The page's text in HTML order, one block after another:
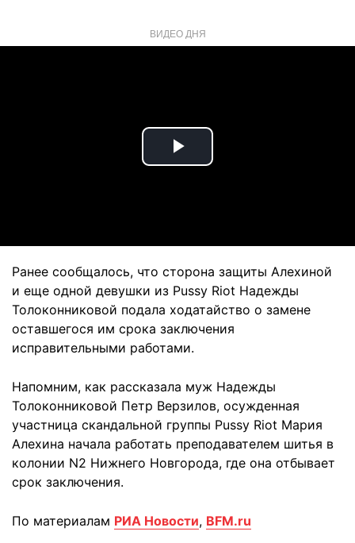
ВИДЕО ДНЯ
Play
Ранее сообщалось, что сторона защиты Алехиной
и еще одной девушки из Pussy Riot Надежды
Толоконниковой подала ходатайство о замене
оставшегося им срока заключения
исправительными работами.
Напомним, как рассказала муж Надежды
Толоконниковой Петр Верзилов, осужденная
участница скандальной группы Pussy Riot Мария
Алехина начала работать преподавателем шитья в
колонии N2 Нижнего Новгорода, где она отбывает
срок заключения.
По материалам РИА Новости, BFM.ru